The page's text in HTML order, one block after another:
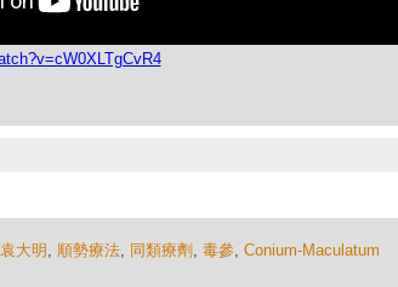
袁大明 , 順勢療法, 同類療劑 , 毒參, Conium-Maculatum